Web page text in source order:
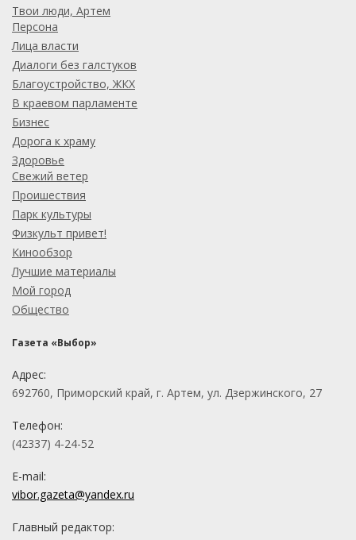
Твои люди, Артем
Персона
Лица власти
Диалоги без галстуков
Благоустройство, ЖКХ
В краевом парламенте
Бизнес
Дорога к храму
Здоровье
Свежий ветер
Проишествия
Парк культуры
Физкульт привет!
Кинообзор
Лучшие материалы
Мой город
Общество
Газета «Выбор»
Адрес:
692760, Приморский край, г. Артем, ул. Дзержинского, 27
Телефон:
(42337) 4-24-52
E-mail:
vibor.gazeta@yandex.ru
Главный редактор: